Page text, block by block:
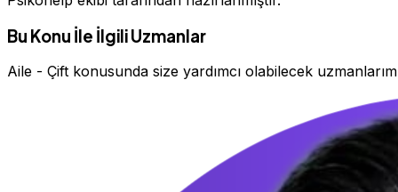
Bu Konu İle İlgili Uzmanlar
Aile - Çift konusunda size yardımcı olabilecek